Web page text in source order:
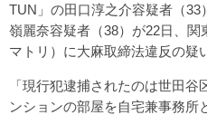
TUN」の田口淳之介容疑者（
嶺麗奈容疑者（38）が22日、
マトリ）に大麻取締法違反の疑
「現行犯逮捕されたのは世田
ンションの部屋を自宅兼事務所